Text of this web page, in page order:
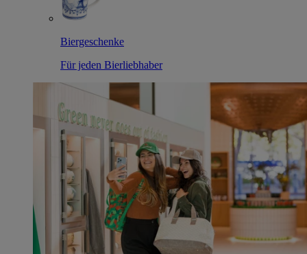
Biergeschenke
Für jeden Bierliebhaber